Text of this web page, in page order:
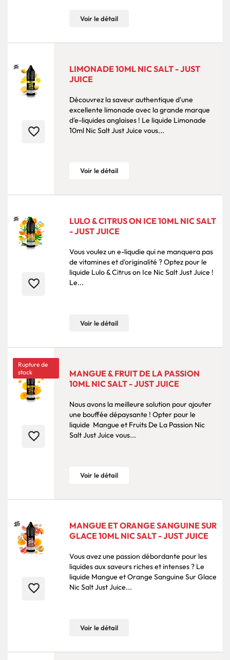
Voir le détail
favorite_border
LIMONADE 10ML NIC SALT - JUST
JUICE
Découvrez la saveur authentique d'une
excellente limonade avec la grande marque
d'e-liquides anglaises ! Le liquide Limonade
10ml Nic Salt Just Juice vous...
Voir le détail
favorite_border
LULO & CITRUS ON ICE 10ML NIC SALT
- JUST JUICE
Vous voulez un e-liqudie qui ne manquera pas
de vitamines et d'originalité ? Optez pour le
liquide Lulo & Citrus on Ice Nic Salt Just Juice !
Le...
Voir le détail
Rupture de
stock
favorite_border
MANGUE & FRUIT DE LA PASSION
10ML NIC SALT - JUST JUICE
Nous avons la meilleure solution pour ajouter
une bouffée dépaysante ! Opter pour le
liquide Mangue et Fruits De La Passion Nic
Salt Just Juice vous...
Voir le détail
favorite_border
MANGUE ET ORANGE SANGUINE SUR
GLACE 10ML NIC SALT - JUST JUICE
Vous avez une passion débordante pour les
liquides aux saveurs riches et intenses ? Le
liquide Mangue et Orange Sanguine Sur Glace
Nic Salt Just Juice...
Voir le détail